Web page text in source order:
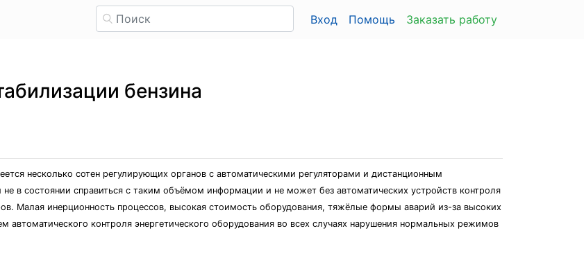
Вход Помощь Заказать работу
бензина
несколько сотен регулирующих органов с автоматическими регуляторами и дистанционным
в состоянии справиться с таким объёмом информации и не может без автоматических устройств контроля
Малая инерционность процессов, высокая стоимость оборудования, тяжёлые формы аварий из-за высоких
контроля энергетического оборудования во всех случаях нарушения нормальных режимов